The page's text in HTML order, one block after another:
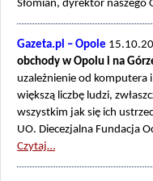
Słomian, dyrektor naszego
Gazeta.pl – Opole
obchody w Opolu i na
uzależnienie od komputera
większą liczbę ludzi,
wszystkim jak się ich
UO. Diecezjalna Fundacja
Czytaj…